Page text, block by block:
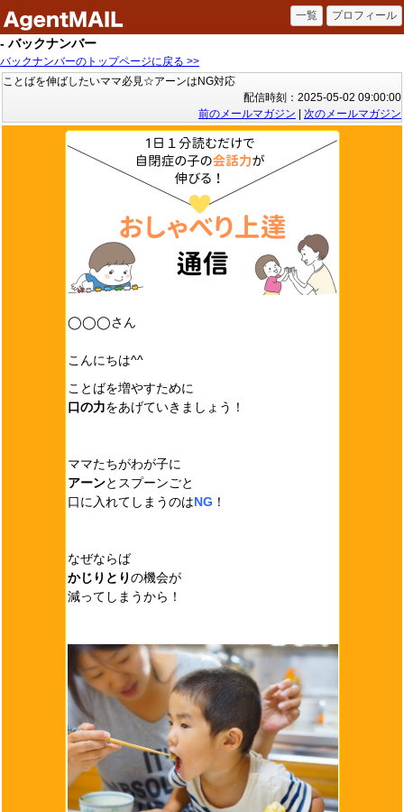
- バックナンバー
バックナンバーのトップページに戻る >>
ことばを伸ばしたいママ必見☆アーンはNG対応
配信時刻：2025-05-02 09:00:00
前のメールマガジン
次のメールマガジン
◯◯◯さん
こんにちは^^
ことばを増やすために
口の力をあげていきましょう！
ママたちがわが子に
アーンとスプーンごと
口に入れてしまうのはNG ！
なぜならば
かじりとりの機会が
減ってしまうから！